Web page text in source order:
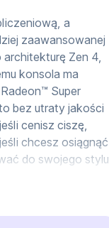
a
zaawansowanej
Zen 4,
konsola ma
Super
bez utraty jakości
cenisz ciszę,
chcesz osiągnąć
do swojego stylu